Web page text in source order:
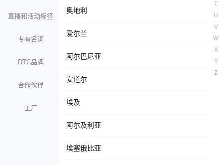
直播和活动标签
专有名词
DTC品牌
合作伙伴
工厂
奥地利
爱尔兰
阿尔巴尼亚
安道尔
埃及
阿尔及利亚
埃塞俄比亚
T
U
V
W
X
Y
Z